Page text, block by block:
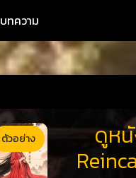
บทความ
ตัวอย่าง
ดูหนั